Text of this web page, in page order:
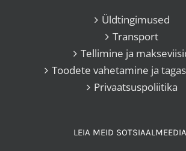
Üldtingimused
Transport
Tellimine ja
Toodete vahetamine ja
Privaatsuspoliitika
LEIA MEID